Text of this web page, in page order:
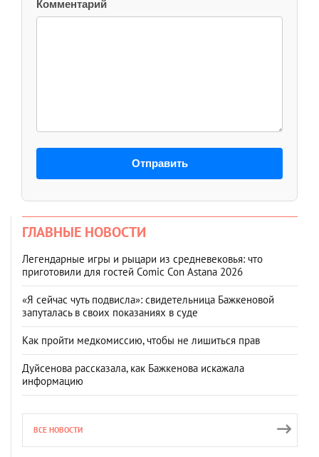
Комментарий
Отправить
ГЛАВНЫЕ НОВОСТИ
Легендарные игры и рыцари из средневековья: что
приготовили для гостей Comic Con Astana 2026
«Я сейчас чуть подвисла»: свидетельница Бажкеновой
запуталась в своих показаниях в суде
Как пройти медкомиссию, чтобы не лишиться прав
Дуйсенова рассказала, как Бажкенова искажала
информацию
ВСЕ НОВОСТИ